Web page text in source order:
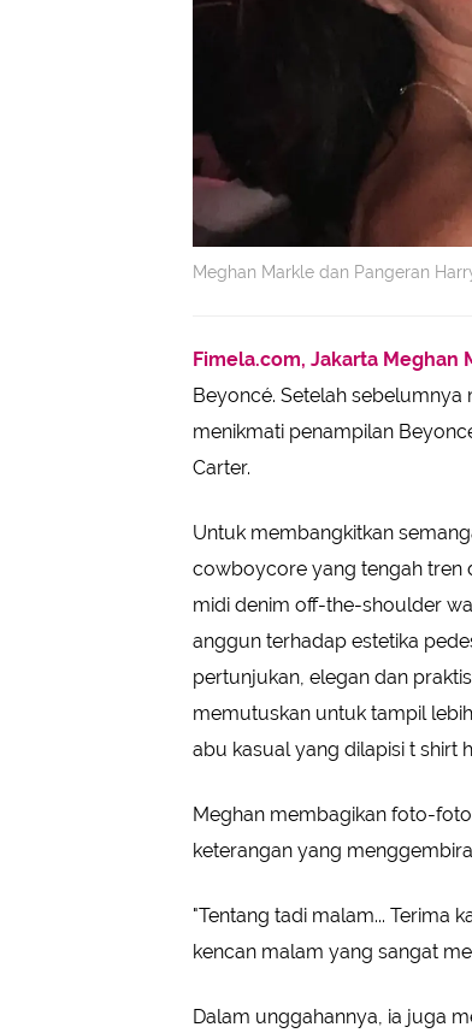
Meghan Markle dan Pangeran
Fimela.com, Jakarta Meghan
Beyoncé. Setelah
menikmati penampilan
Carter.
Untuk membangkitkan
cowboycore yang tengah tren
midi denim off-the-shoulder
anggun terhadap estetika
pertunjukan, elegan dan
memutuskan untuk tampil
abu kasual yang dilapisi t shirt
Meghan membagikan foto-
keterangan yang
"Tentang tadi malam... Terima
kencan malam yang sangat
Dalam unggahannya, ia juga